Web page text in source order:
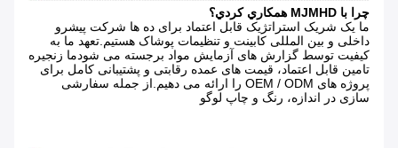
چرا با MJMHD همکاري کردي؟
ما یک شریک استراتژیک قابل اعتماد برای ده ها شرکت پیشرو
داخلی و بین المللی کابینت و تنظیمات پوشاک هستیم.تعهد ما به
کیفیت توسط گزارش های آزمایش مواد برجسته می شودما زنجیره
تامین قابل اعتماد، قیمت های عمده رقابتی و پشتیبانی کامل برای
پروژه های OEM / ODM را ارائه می دهیم.از جمله سفارشی
سازی در اندازه، رنگ و چاپ لوگو